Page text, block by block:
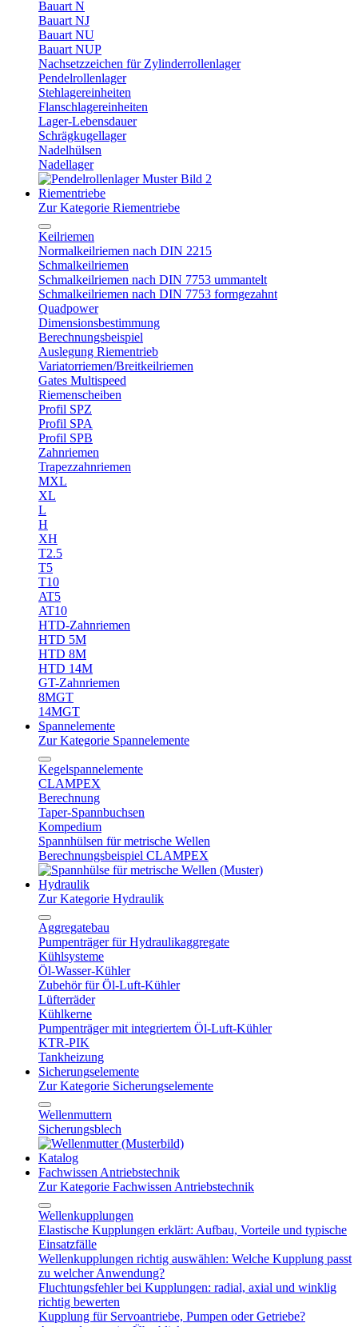
Bauart N
Bauart NJ
Bauart NU
Bauart NUP
Nachsetzzeichen für Zylinderrollenlager
Pendelrollenlager
Stehlagereinheiten
Flanschlagereinheiten
Lager-Lebensdauer
Schrägkugellager
Nadelhülsen
Nadellager
Riementriebe
Zur Kategorie Riementriebe
Keilriemen
Normalkeilriemen nach DIN 2215
Schmalkeilriemen
Schmalkeilriemen nach DIN 7753 ummantelt
Schmalkeilriemen nach DIN 7753 formgezahnt
Quadpower
Dimensionsbestimmung
Berechnungsbeispiel
Auslegung Riementrieb
Variatorriemen/Breitkeilriemen
Gates Multispeed
Riemenscheiben
Profil SPZ
Profil SPA
Profil SPB
Zahnriemen
Trapezzahnriemen
MXL
XL
L
H
XH
T2.5
T5
T10
AT5
AT10
HTD-Zahnriemen
HTD 5M
HTD 8M
HTD 14M
GT-Zahnriemen
8MGT
14MGT
Spannelemente
Zur Kategorie Spannelemente
Kegelspannelemente
CLAMPEX
Berechnung
Taper-Spannbuchsen
Kompedium
Spannhülsen für metrische Wellen
Berechnungsbeispiel CLAMPEX
Hydraulik
Zur Kategorie Hydraulik
Aggregatebau
Pumpenträger für Hydraulikaggregate
Kühlsysteme
Öl-Wasser-Kühler
Zubehör für Öl-Luft-Kühler
Lüfterräder
Kühlkerne
Pumpenträger mit integriertem Öl-Luft-Kühler
KTR-PIK
Tankheizung
Sicherungselemente
Zur Kategorie Sicherungselemente
Wellenmuttern
Sicherungsblech
Katalog
Fachwissen Antriebstechnik
Zur Kategorie Fachwissen Antriebstechnik
Wellenkupplungen
Elastische Kupplungen erklärt: Aufbau, Vorteile und typische
Einsatzfälle
Wellenkupplungen richtig auswählen: Welche Kupplung passt
zu welcher Anwendung?
Fluchtungsfehler bei Kupplungen: radial, axial und winklig
richtig bewerten
Kupplung für Servoantriebe, Pumpen oder Getriebe?